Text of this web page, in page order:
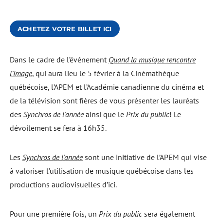
ACHETEZ VOTRE BILLET ICI
Dans le cadre de l’événement Quand la musique rencontre
l’image, qui aura lieu le 5 février à la Cinémathèque
québécoise, l’APEM et l’Académie canadienne du cinéma et
de la télévision sont fières de vous présenter les lauréats
des Synchros de l’annéeainsi que le Prix du public! Le
dévoilement se fera à 16h35.
Les Synchros de l’annéesont une initiative de l’APEM qui vise
à valoriser l’utilisation de musique québécoise dans les
productions audiovisuelles d’ici.
Pour une première fois, un Prix du public sera également